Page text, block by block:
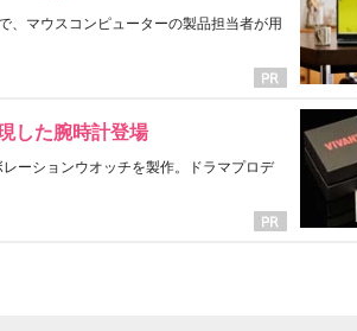
、マウスコンピューターの製品担当者が用
した腕時計登場
ーションウオッチを製作。ドラマプロデ